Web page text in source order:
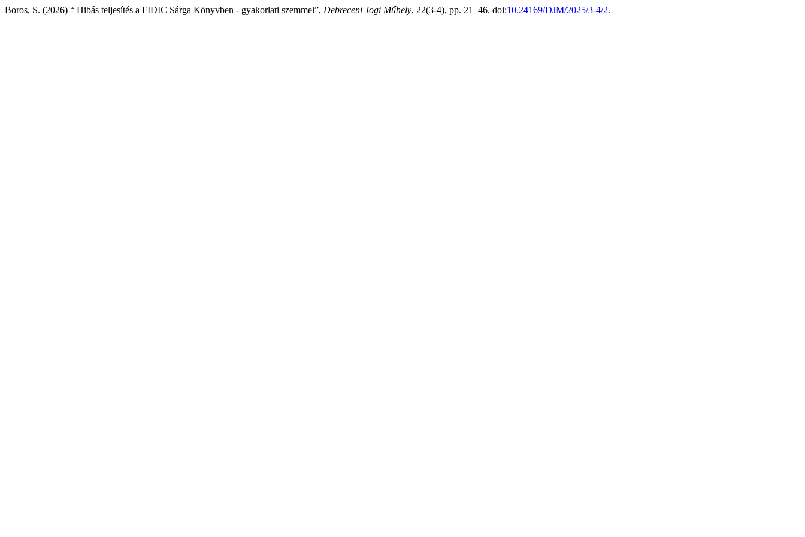
Boros, S. (2026) “ Hibás teljesítés a FIDIC Sárga Könyvben - gyakorlati szemmel”, Debreceni Jogi Műhely, 22(3-4), pp. 21–46. doi:10.24169/DJM/2025/3-4/2.